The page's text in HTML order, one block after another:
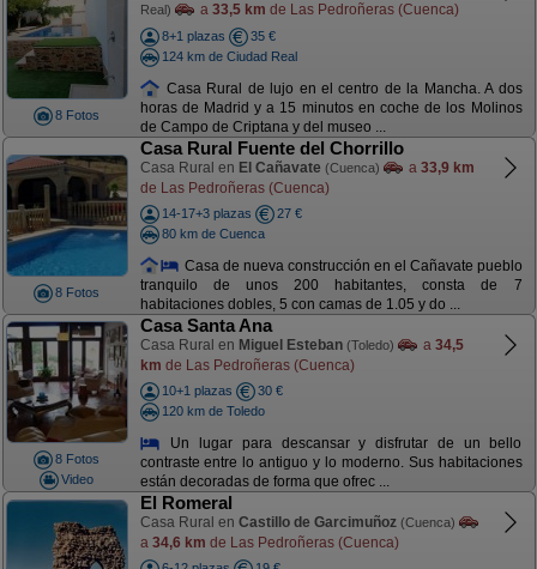
8 Fotos
Real)
a 33,5 km de Las Pedroñeras (Cuenca)
8+1 plazas
35 €
124 km de Ciudad Real
Casa Rural de lujo en el centro de la Mancha. A dos
horas de Madrid y a 15 minutos en coche de los Molinos
de Campo de Criptana y del museo ...
8 Fotos
Casa Rural Fuente del Chorrillo
Casa Rural en El Cañavate (Cuenca) a 33,9 km
de Las Pedroñeras (Cuenca)
14-17+3 plazas
27 €
80 km de Cuenca
Casa de nueva construcción en el Cañavate pueblo
tranquilo de unos 200 habitantes, consta de 7
habitaciones dobles, 5 con camas de 1.05 y do ...
8 Fotos
Video
Casa Santa Ana
Casa Rural en Miguel Esteban (Toledo) a 34,5
km de Las Pedroñeras (Cuenca)
10+1 plazas
30 €
120 km de Toledo
Un lugar para descansar y disfrutar de un bello
contraste entre lo antiguo y lo moderno. Sus habitaciones
están decoradas de forma que ofrec ...
El Romeral
Casa Rural en Castillo de Garcimuñoz (Cuenca)
a 34,6 km de Las Pedroñeras (Cuenca)